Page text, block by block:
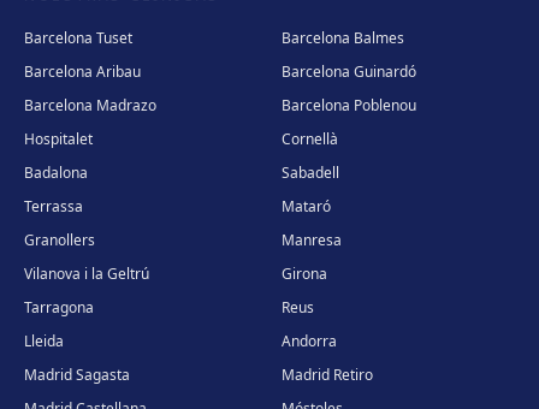
Barcelona Tuset
Barcelona Balmes
Barcelona Aribau
Barcelona Guinardó
Barcelona Madrazo
Barcelona Poblenou
Hospitalet
Cornellà
Badalona
Sabadell
Terrassa
Mataró
Granollers
Manresa
Vilanova i la Geltrú
Girona
Tarragona
Reus
Lleida
Andorra
Madrid Sagasta
Madrid Retiro